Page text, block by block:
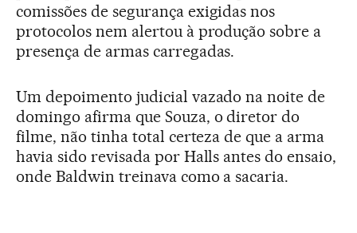
comissões de segurança exigidas nos
protocolos nem alertou à produção sobre a
presença de armas carregadas.
Um depoimento judicial vazado na noite de
domingo afirma que Souza, o diretor do
filme, não tinha total certeza de que a arma
havia sido revisada por Halls antes do ensaio,
onde Baldwin treinava como a sacaria.